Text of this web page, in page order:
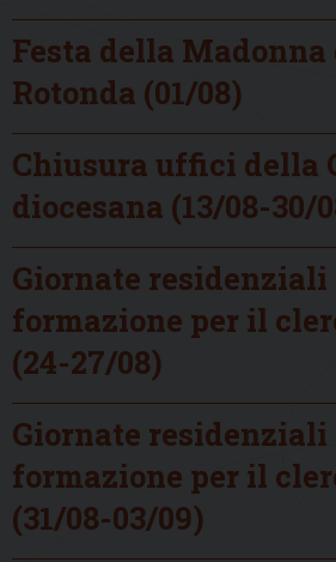
Festa della
Rotonda (01/08)
Chiusura uffici della
diocesana (13/08-30/
Giornate residenziali
formazione per il
(24-27/08)
Giornate residenziali
formazione per il
(31/08-03/09)